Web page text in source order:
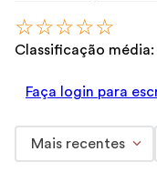
☆☆☆☆☆
Classificação média:
Faça login para
Mais recentes